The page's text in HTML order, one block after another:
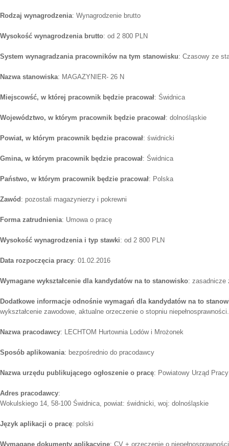
Rodzaj wynagrodzenia: Wynagrodzenie brutto
Wysokość wynagrodzenia brutto: od 2 800 PLN
System wynagradzania pracowników na tym stanowisku: Czasowy ze
Nazwa stanowiska: MAGAZYNIER- 26 N
Miejscowść, w której pracownik będzie pracował: Świdnica
Województwo, w którym pracownik będzie pracował: dolnośląskie
Powiat, w którym pracownik będzie pracował: świdnicki
Gmina, w którym pracownik będzie pracował: Świdnica
Państwo, w którym pracownik będzie pracował: Polska
Zawód : pozostali magazynierzy i pokrewni
Forma zatrudnienia: Umowa o pracę
Wysokość wynagrodzenia i typ stawki: od 2 800 PLN
Data rozpoczęcia pracy: 01.02.2016
Wymagane wykształcenie dla kandydatów na to stanowisko: zasadnicze
Dodatkowe informacje odnośnie wymagań dla kandydatów na to
wykształcenie zawodowe, aktualne orzeczenie o stopniu niepełnosprawności.
Nazwa pracodawcy: LECHTOM Hurtownia Lodów i Mrożonek
Sposób aplikowania: bezpośrednio do pracodawcy
Nazwa urzędu publikującego ogłoszenie o pracę: Powiatowy Urząd
Adres pracodawcy:
Wokulskiego 14, 58-100 Świdnica, powiat: świdnicki, woj: dolnośląskie
Język aplikacji o pracę: polski
Wymagane dokumenty aplikacyjne: CV + orzeczenie o niepełnosprawności